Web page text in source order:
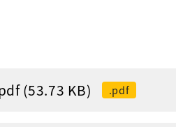
(53.73 KB) .pdf